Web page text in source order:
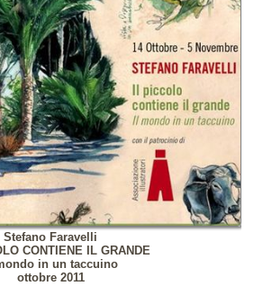
Stefano Faravelli
CONTIENE IL GRANDE
in un taccuino
ottobre 2011